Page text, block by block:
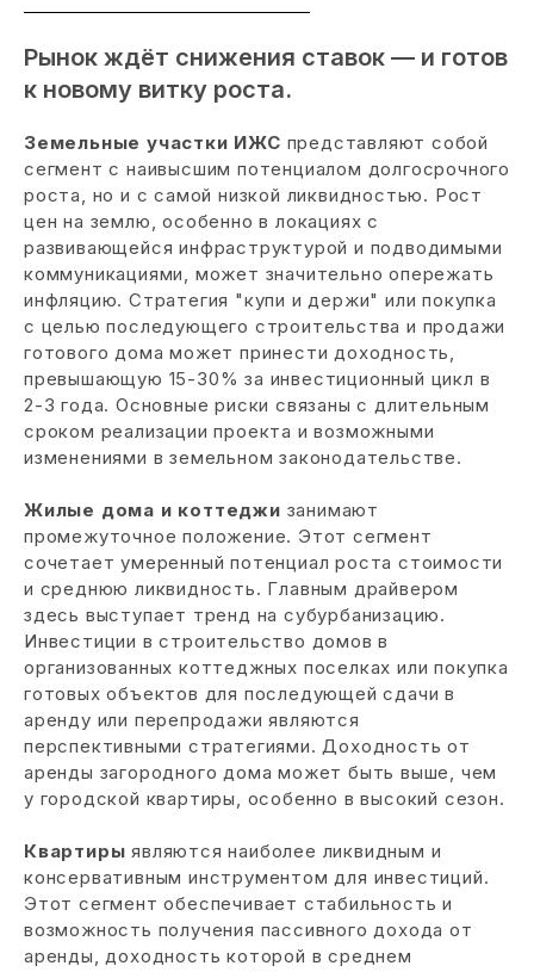
Рынок ждёт снижения ставок — и готов
к новому витку роста.
Земельные участки ИЖС представляют собой
сегмент с наивысшим потенциалом долгосрочного
роста, но и с самой низкой ликвидностью. Рост
цен на землю, особенно в локациях с
развивающейся инфраструктурой и подводимыми
коммуникациями, может значительно опережать
инфляцию. Стратегия "купи и держи" или покупка
с целью последующего строительства и продажи
готового дома может принести доходность,
превышающую 15-30% за инвестиционный цикл в
2-3 года. Основные риски связаны с длительным
сроком реализации проекта и возможными
изменениями в земельном законодательстве.
Жилые дома и коттеджи занимают
промежуточное положение. Этот сегмент
сочетает умеренный потенциал роста стоимости
и среднюю ликвидность. Главным драйвером
здесь выступает тренд на субурбанизацию.
Инвестиции в строительство домов в
организованных коттеджных поселках или покупка
готовых объектов для последующей сдачи в
аренду или перепродажи являются
перспективными стратегиями. Доходность от
аренды загородного дома может быть выше, чем
у городской квартиры, особенно в высокий сезон.
Квартиры являются наиболее ликвидным и
консервативным инструментом для инвестиций.
Этот сегмент обеспечивает стабильность и
возможность получения пассивного дохода от
аренды, доходность которой в среднем